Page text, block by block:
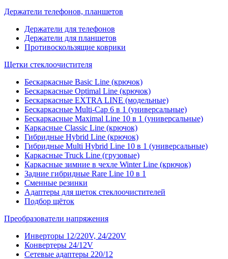
Держатели телефонов, планшетов
Держатели для телефонов
Держатели для планшетов
Противоскользящие коврики
Щетки стеклоочистителя
Бескаркасные Basic Line (крючок)
Бескаркасные Optimal Line (крючок)
Бескаркасные EXTRA LINE (модельные)
Бескаркасные Multi-Cap 6 в 1 (универсальные)
Бескаркасные Maximal Line 10 в 1 (универсальные)
Каркасные Classic Line (крючок)
Гибридные Hybrid Line (крючок)
Гибридные Multi Hybrid Line 10 в 1 (универсальные)
Каркасные Truck Line (грузовые)
Каркасные зимние в чехле Winter Line (крючок)
Задние гибридные Rare Line 10 в 1
Сменные резинки
Адаптеры для щеток стеклоочистителей
Подбор щёток
Преобразователи напряжения
Инверторы 12/220V, 24/220V
Конвертеры 24/12V
Сетевые адаптеры 220/12